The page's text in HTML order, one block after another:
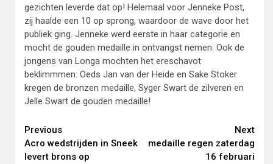
gezichten leverde dat op! Helemaal voor Jenneke Post,
zij haalde een 10 op sprong, waardoor de wave door het
publiek ging. Jenneke werd eerste in haar categorie en
mocht de gouden medaille in ontvangst nemen. Ook de
jongens van Longa mochten het ereschavot
beklimmmen: Oeds Jan van der Heide en Sake Stoker
kregen de bronzen medaille, Syger Swart de zilveren en
Jelle Swart de gouden medaille!
Continue
Reading
Previous
Acro wedstrijden in Sneek
levert brons op
Next
medaille regen zaterdag
16 februari